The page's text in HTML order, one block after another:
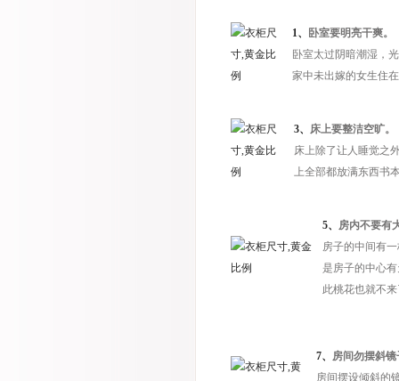
1、
卧室要明亮干爽。
卧室太过阴暗潮湿，
家中未出嫁的女生住
3、 床上要整洁空旷。
床上除了让人睡觉之
上全部都放满东西书
5、 房内不要有
房子的中间有
是房子的中心
此桃花也就不
7、 房间勿摆斜镜
房间摆设倾斜的